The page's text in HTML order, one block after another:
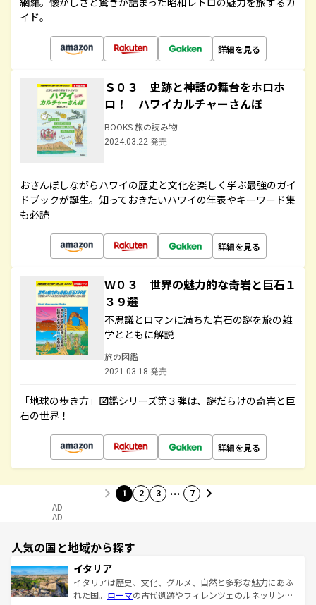
イド。
詳細を見る
Ｓ０３ 史跡と神話の舞台をホロホ
ロ！ ハワイカルチャーさんぽ
BOOKS 旅の読み物
2024.03.22 発売
おさんぽしながらハワイの歴史と文化を楽しく学ぶ最強のガイ
ドブックが誕生。知っておきたいハワイの年表やキーワード集
も必読
詳細を見る
Ｗ０３ 世界の魅力的な奇岩と巨石１
３９選
不思議とロマンに満ちた岩石の謎を旅の雑
学とともに解説
旅の図鑑
2021.03.18 発売
「地球の歩き方」図鑑シリーズ第３弾は、謎だらけの奇岩と巨
石の世界！
詳細を見る
1 2 3 … 7
AD
AD
人気の国と地域から探す
イタリア
イタリアは歴史、文化、グルメ、自然と多彩な魅力にあふ
れた国。 ローマの古代遺跡やフィレンツェのルネッサンス